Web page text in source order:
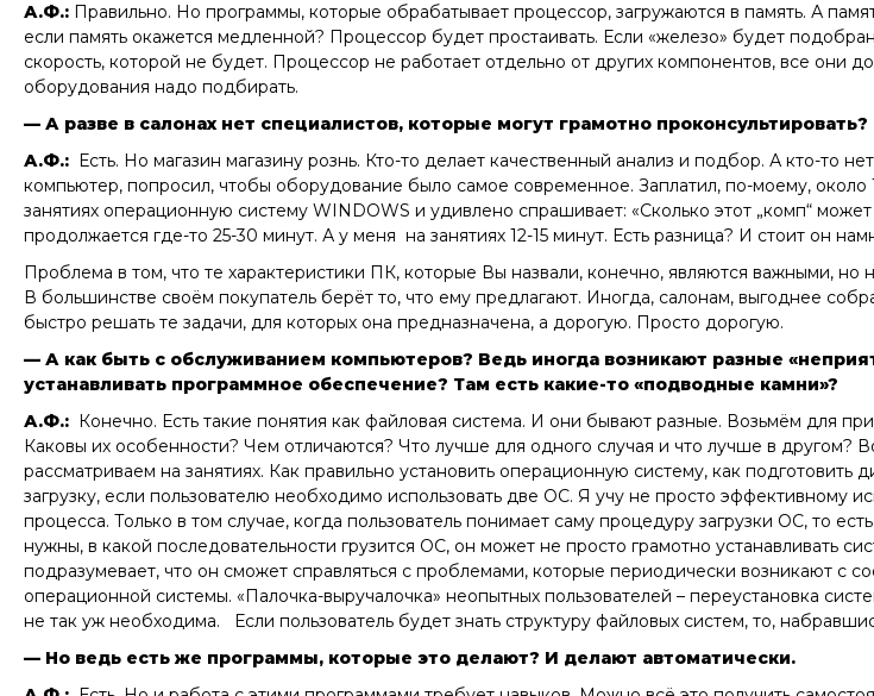
А.Ф.: Правильно. Но программы, которые обрабатывает процессор, загружаются в память. А
если память окажется медленной? Процессор будет простаивать. Если «железо» будет
скорость, которой не будет. Процессор не работает отдельно от других компонентов, все они
оборудования надо подбирать.
— А разве в салонах нет специалистов, которые могут грамотно проконсультировать?
А.Ф.: Есть. Но магазин магазину рознь. Кто-то делает качественный анализ и подбор. А кто-то
компьютер, попросил, чтобы оборудование было самое современное. Заплатил, по-моему,
занятиях операционную систему WINDOWS и удивлено спрашивает: «Сколько этот „комп“
продолжается где-то 25-30 минут. А у меня на занятиях 12-15 минут. Есть разница? И стоит он
Проблема в том, что те характеристики ПК, которые Вы назвали, конечно, являются важными,
В большинстве своём покупатель берёт то, что ему предлагают. Иногда, салонам, выгоднее
быстро решать те задачи, для которых она предназначена, а дорогую. Просто дорогую.
— А как быть с обслуживанием компьютеров? Ведь иногда возникают разные
устанавливать программное обеспечение? Там есть какие-то «подводные камни»?
А.Ф.: Конечно. Есть такие понятия как файловая система. И они бывают разные. Возьмём для
Каковы их особенности? Чем отличаются? Что лучше для одного случая и что лучше в другом?
рассматриваем на занятиях. Как правильно установить операционную систему, как подготовить
загрузку, если пользователю необходимо использовать две ОС. Я учу не просто эффективному
процесса. Только в том случае, когда пользователь понимает саму процедуру загрузки ОС, то
нужны, в какой последовательности грузится ОС, он может не просто грамотно устанавливать
подразумевает, что он сможет справляться с проблемами, которые периодически возникают с
операционной системы. «Палочка-выручалочка» неопытных пользователей – переустановка
не так уж необходима. Если пользователь будет знать структуру файловых систем, то,
— Но ведь есть же программы, которые это делают? И делают автоматически.